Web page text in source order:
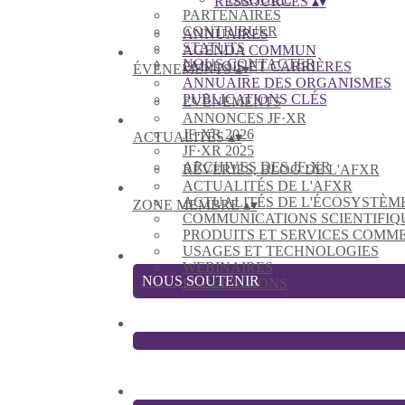
PARTENAIRES
CONTRIBUER
STATUTS
NOUS CONTACTER
ANNUAIRES
AGENDA COMMUN
EMPLOIS ET CARRIÈRES
ANNUAIRE DES ORGANISMES
PUBLICATIONS CLÉS
ÉVÈNEMENTS▴▾
EVÈNEMENTS
ANNONCES JF·XR
JF·XR 2026
JF·XR 2025
ARCHIVES DES JF·XR
ACTUALITÉS▴▾
RÊVERIES, BLOG DE L'AFXR
ACTUALITÉS DE L'AFXR
ACTUALITÉS DE
COMMUNICATIONS
PRODUITS ET SERVICES
USAGES ET TECHNOLOGIES
WEBINAIRES
PUBLICATIONS
ZONE MEMBRE▴▾
NOUS SOUTENIR